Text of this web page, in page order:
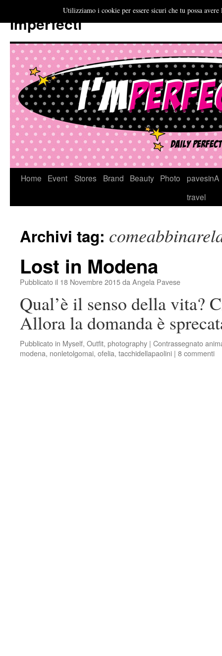
Imperfecti
VaiHome Event Stores Brand Beauty Photo
pavesinA
travel
Archivi tag:
Lost in Modena
Pubblicato il 18 Novembre 2015da Angela Pavese
Qual’è il senso della vita?
Allora la domanda è
Pubblicato in Myself, Outfit, photography | Contrassegnato
modena, nonletolgomai, ofelia, tacchidellapaolini | 8 commenti
Utilizziamo i cookie per essere sicuri che tu possa